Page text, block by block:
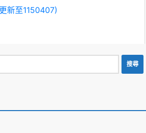
新至1150407)